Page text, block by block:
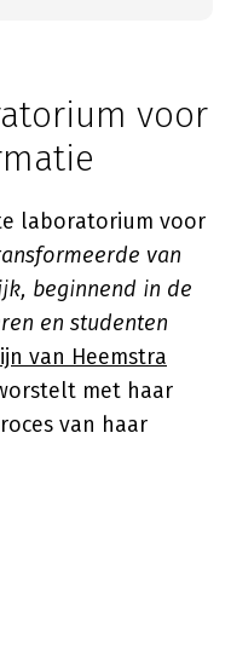
voor
laboratorium voor
van
beginnend in de
en studenten
van Heemstra
met haar
van haar